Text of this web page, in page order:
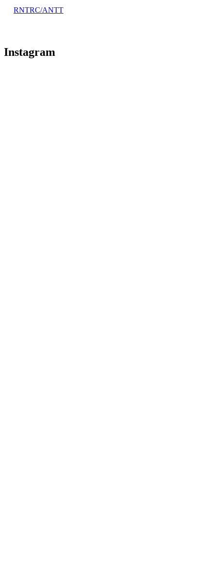
RNTRC/ANTT
Instagram